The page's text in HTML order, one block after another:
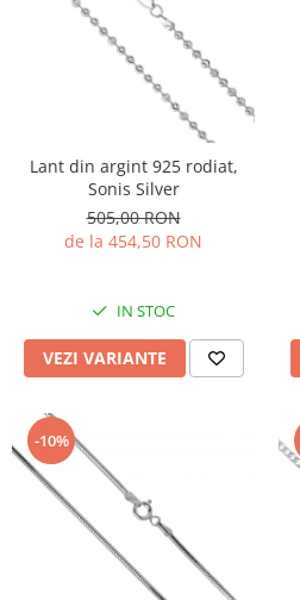
Lant din argint 925 rodiat,
Sonis Silver
505,00 RON
de la 454,50 RON
IN STOC
VEZI VARIANTE
-10%